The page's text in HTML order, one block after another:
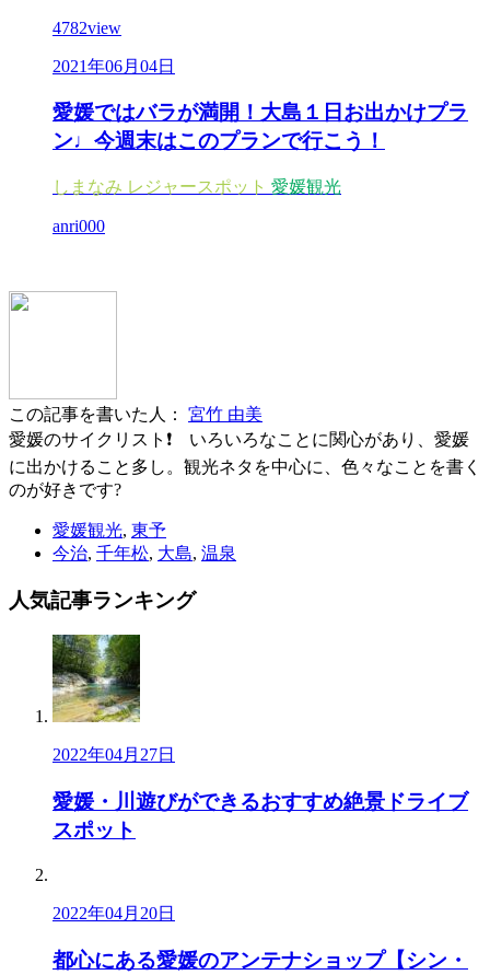
4782view
2021年06月04日
愛媛ではバラが満開！大島１日お出かけプラ
ン♩今週末はこのプランで行こう！
しまなみ レジャースポット 愛媛観光
anri000
この記事を書いた人：
宮竹 由美
愛媛のサイクリスト❗ いろいろなことに関心があり、愛媛
に出かけること多し。観光ネタを中心に、色々なことを書く
のが好きです?
愛媛観光, 東予
今治, 千年松, 大島, 温泉
人気記事ランキング
2022年04月27日
愛媛・川遊びができるおすすめ絶景ドライブ
スポット
2022年04月20日
都心にある愛媛のアンテナショップ【シン・